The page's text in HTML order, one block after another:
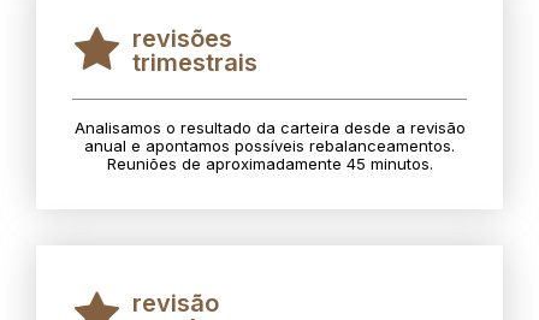
revisões
trimestrais
Analisamos o resultado da carteira desde a revisão
anual e apontamos possíveis rebalanceamentos.
Reuniões de aproximadamente 45 minutos.
revisão